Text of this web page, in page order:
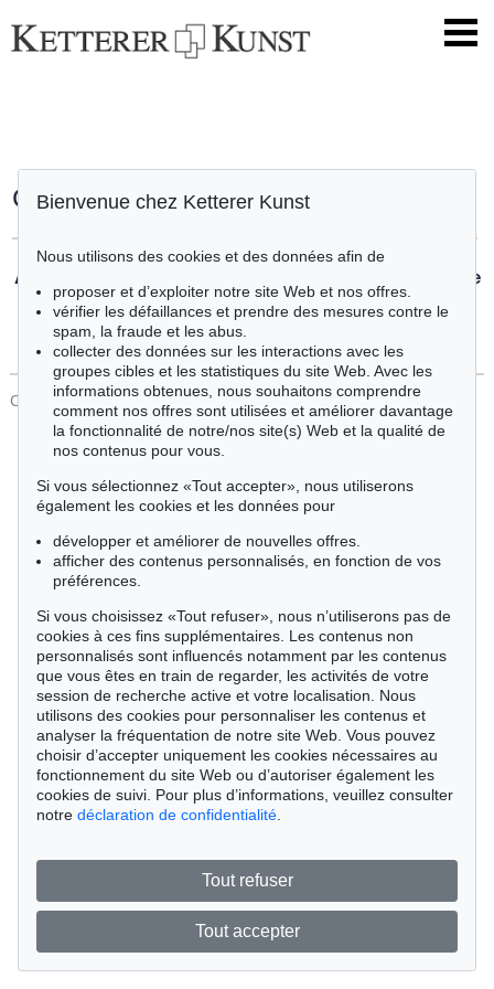
Commander le catalogue
Actuellement, ce n'est pas possible de commander le
catalogue.
CONTACT Protection Des Données
Bienvenue chez Ketterer Kunst
Nous utilisons des cookies et des données afin de
proposer et d’exploiter notre site Web et nos offres.
vérifier les défaillances et prendre des mesures contre le
spam, la fraude et les abus.
collecter des données sur les interactions avec les
groupes cibles et les statistiques du site Web. Avec les
informations obtenues, nous souhaitons comprendre
comment nos offres sont utilisées et améliorer davantage
la fonctionnalité de notre/nos site(s) Web et la qualité de
nos contenus pour vous.
Si vous sélectionnez «Tout accepter», nous utiliserons
également les cookies et les données pour
développer et améliorer de nouvelles offres.
afficher des contenus personnalisés, en fonction de vos
préférences.
Si vous choisissez «Tout refuser», nous n’utiliserons pas de
cookies à ces fins supplémentaires. Les contenus non
personnalisés sont influencés notamment par les contenus
que vous êtes en train de regarder, les activités de votre
session de recherche active et votre localisation. Nous
utilisons des cookies pour personnaliser les contenus et
analyser la fréquentation de notre site Web. Vous pouvez
choisir d’accepter uniquement les cookies nécessaires au
fonctionnement du site Web ou d’autoriser également les
cookies de suivi. Pour plus d’informations, veuillez consulter
notre déclaration de confidentialité
Tout refuser
Tout accepter